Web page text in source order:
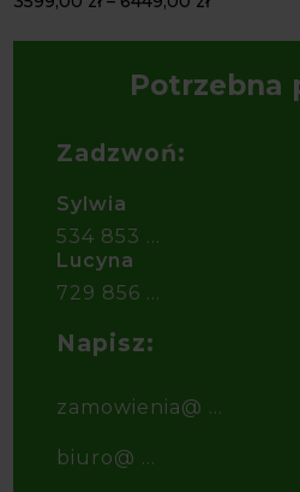
Potrzebna
Zadzwoń:
Sylwia
534 853 ...
Lucyna
729 856 ...
Napisz:
zamowienia@ ...
biuro@ ...